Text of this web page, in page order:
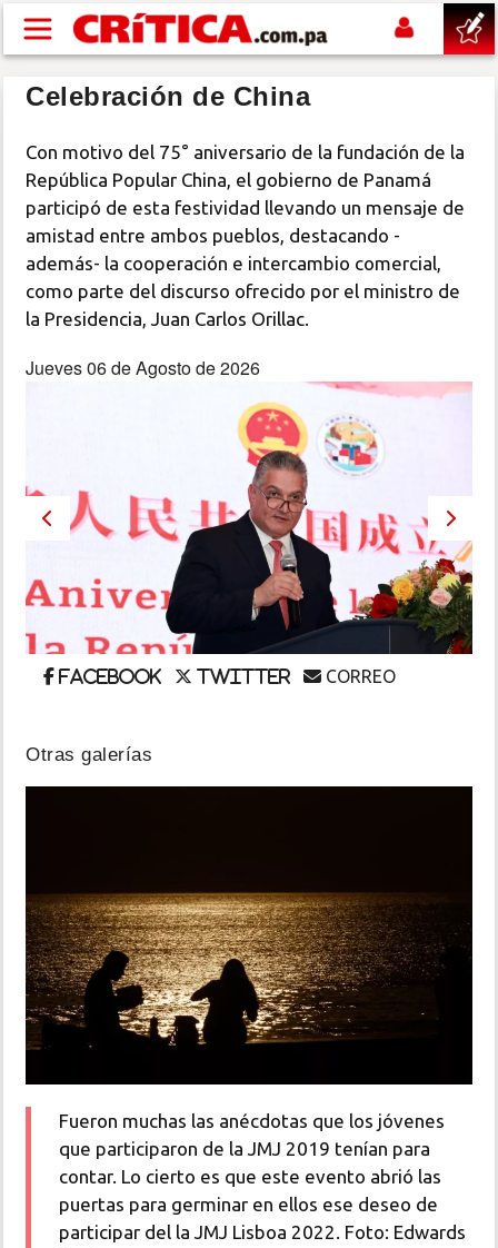
Pasar al contenido principal
buscar
SUCESOS
NACIONAL
POLÍTICA
INSÓLITAS
MULTIMEDIA
IMPRESO
Celebración de China
Con motivo del 75° aniversario de la fundación de la
República Popular China, el gobierno de Panamá
participó de esta festividad llevando un mensaje de
amistad entre ambos pueblos, destacando -
además- la cooperación e intercambio comercial,
como parte del discurso ofrecido por el ministro de
la Presidencia, Juan Carlos Orillac.
Jueves 06 de Agosto de 2026
Previous Next
Facebook Twitter CORREO
Otras galerías
Fueron muchas las anécdotas que los jóvenes
que participaron de la JMJ 2019 tenían para
contar. Lo cierto es que este evento abrió las
puertas para germinar en ellos ese deseo de
participar del la JMJ Lisboa 2022. Foto: Edwards